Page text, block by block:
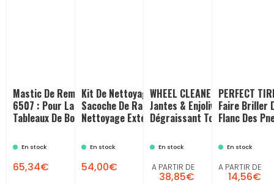
Mastic De Remplissage - 30 Ml -
6507 : Pour La Réparation Des
Tableaux De Bord Et Des Vinyles
En stock
65,34€
Kit De Nettoyage Auto Avec Une
Sacoche De Rangement : Pour Un
Nettoyage Extérieur
En stock
54,00€
WHEEL CLEANER - Nettoyant
Jantes & Enjoliveurs :
Dégraissant Toutes Jantes
En stock
A PARTIR DE
38,85€
PERFECT
Faire Briller
Flanc Des
En stock
A PARTIR DE
14,56€